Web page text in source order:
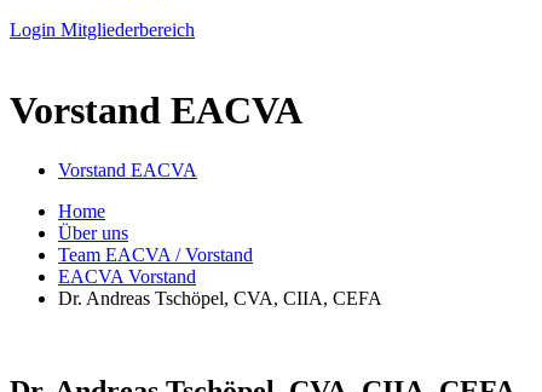
Login Mitgliederbereich
Vorstand EACVA
Vorstand EACVA
Home
Über uns
Team EACVA / Vorstand
EACVA Vorstand
Dr. Andreas Tschöpel, CVA, CIIA, CEFA